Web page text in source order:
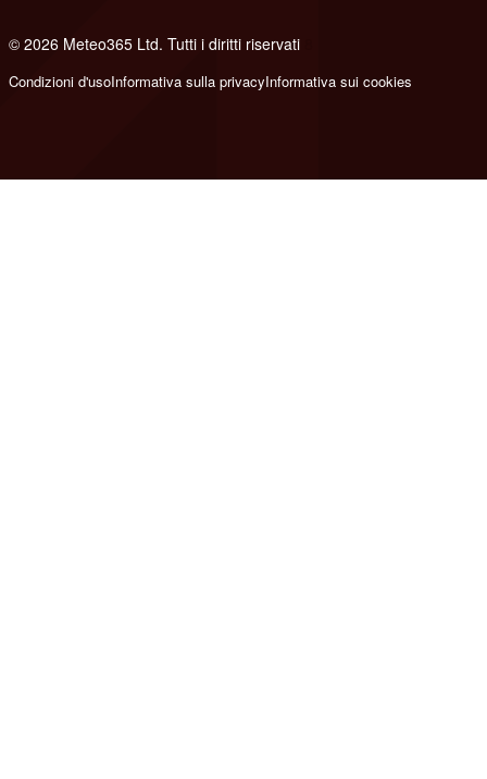
© 2026 Meteo365 Ltd. Tutti i diritti riservati
Condizioni d'usoInformativa sulla privacyInformativa sui cookies